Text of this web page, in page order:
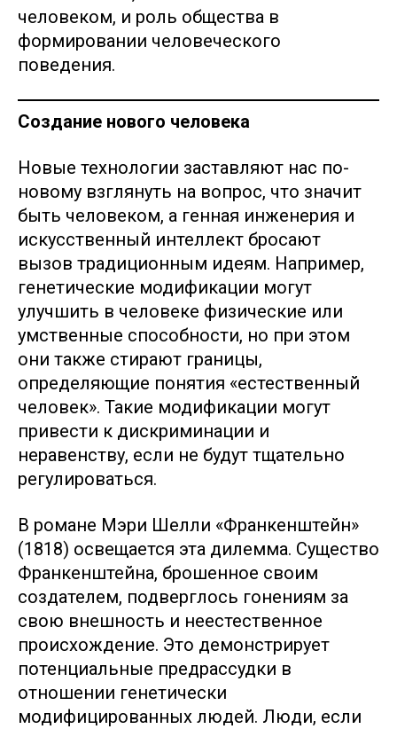
человеком, и роль общества в
формировании человеческого
поведения.
Создание нового человека
Новые технологии заставляют нас по-
новому взглянуть на вопрос, что значит
быть человеком, а генная инженерия и
искусственный интеллект бросают
вызов традиционным идеям. Например,
генетические модификации могут
улучшить в человеке физические или
умственные способности, но при этом
они также стирают границы,
определяющие понятия «естественный
человек». Такие модификации могут
привести к дискриминации и
неравенству, если не будут тщательно
регулироваться.
В романе Мэри Шелли «Франкенштейн»
(1818) освещается эта дилемма. Существо
Франкенштейна, брошенное своим
создателем, подверглось гонениям за
свою внешность и неестественное
происхождение. Это демонстрирует
потенциальные предрассудки в
отношении генетически
модифицированных людей. Люди, если